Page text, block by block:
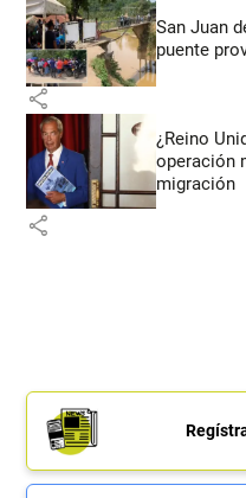
San Juan
puente
share
¿Reino
operación
migración
share